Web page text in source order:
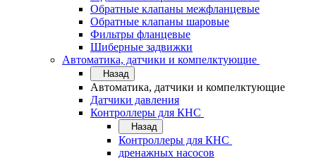
Обратные клапаны межфланцевые
Обратные клапаны шаровые
Фильтры фланцевые
Шиберные задвижки
Автоматика, датчики и компелктующие
Назад
Автоматика, датчики и компелктующие
Датчики давления
Контроллеры для КНС
Назад
Контроллеры для КНС
дренажных насосов